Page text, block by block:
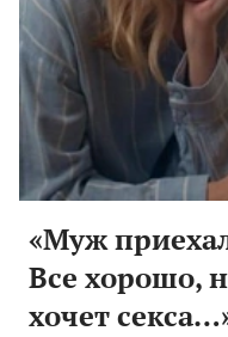
«Муж
Все хорошо,
хочет